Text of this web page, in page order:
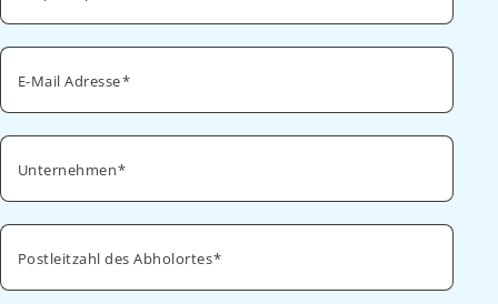
E-Mail Adresse
Unternehmen
Postleitzahl des Abholortes